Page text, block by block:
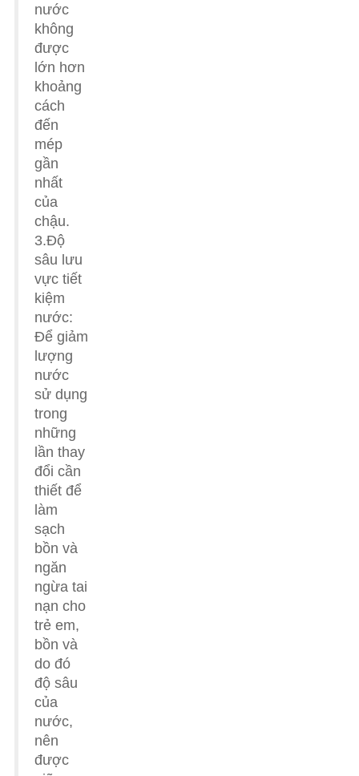
nước
không
được
lớn hơn
khoảng
cách
đến
mép
gần
nhất
của
chậu.
3.Độ
sâu lưu
vực tiết
kiệm
nước:
Để giảm
lượng
nước
sử dụng
trong
những
lần thay
đổi cần
thiết để
làm
sạch
bồn và
ngăn
ngừa tai
nạn cho
trẻ em,
bồn và
do đó
độ sâu
của
nước,
nên
được